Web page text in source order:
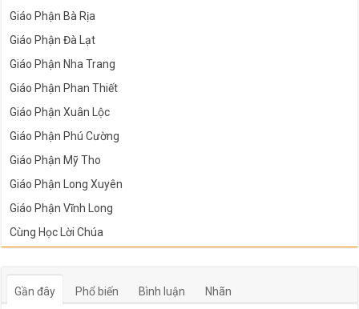
Giáo Phận Bà Rịa
Giáo Phận Đà Lạt
Giáo Phận Nha Trang
Giáo Phận Phan Thiết
Giáo Phận Xuân Lộc
Giáo Phận Phú Cường
Giáo Phận Mỹ Tho
Giáo Phận Long Xuyên
Giáo Phận Vĩnh Long
Cùng Học Lời Chúa
Gần đây Phổ biến Bình luận Nhãn